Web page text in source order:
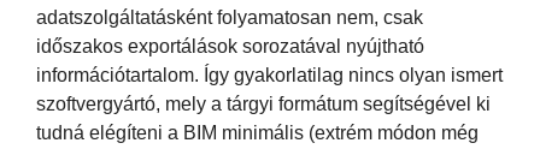
adatszolgáltatásként folyamatosan nem, csak
időszakos exportálások sorozatával nyújtható
információtartalom. Így gyakorlatilag nincs olyan ismert
szoftvergyártó, mely a tárgyi formátum segítségével ki
tudná elégíteni a BIM minimális (extrém módon még